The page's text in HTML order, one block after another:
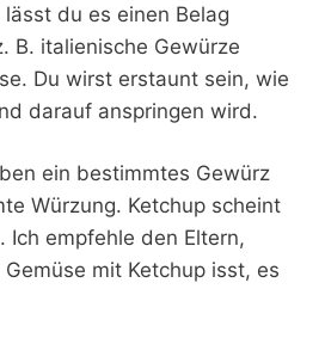
du es einen Belag
B. italienische Gewürze
Du wirst erstaunt sein, wie
darauf anspringen wird.
ein bestimmtes Gewürz
Würzung. Ketchup scheint
Ich empfehle den Eltern,
mit Ketchup isst, es